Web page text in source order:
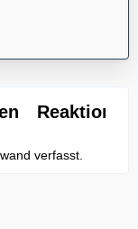
Reaktionen
verfasst.